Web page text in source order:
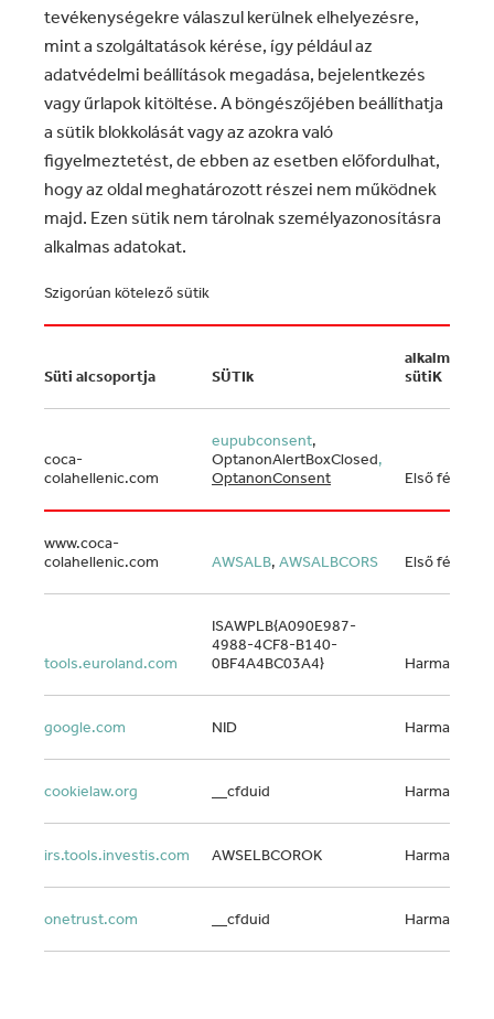
tevékenységekre válaszul kerülnek elhelyezésre,
mint a szolgáltatások kérése, így például az
adatvédelmi beállítások megadása, bejelentkezés
vagy űrlapok kitöltése. A böngészőjében beállíthatja
a sütik blokkolását vagy az azokra való
figyelmeztetést, de ebben az esetben előfordulhat,
hogy az oldal meghatározott részei nem működnek
majd. Ezen sütik nem tárolnak személyazonosításra
alkalmas adatokat.
Szigorúan kötelező sütik
Süti alcsoportja SÜTIk
alkalmazott
sütiK
coca-
colahellenic.com
eupubconsent,
OptanonAlertBoxClosed,
OptanonConsent
Első fél
www.coca-
colahellenic.com
AWSALB, AWSALBCORS Első fél
tools.euroland.com
ISAWPLB{A090E987-
4988-4CF8-B140-
0BF4A4BC03A4}
Harmadik fél
google.com NID Harmadik fél
cookielaw.org __cfduid Harmadik fél
irs.tools.investis.com AWSELBCOROK Harmadik fél
onetrust.com __cfduid Harmadik fél